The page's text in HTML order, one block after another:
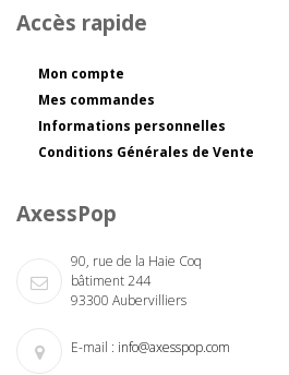
Accès rapide
Mon compte
Mes commandes
Informations personnelles
Conditions Générales de Vente
AxessPop
90, rue de la Haie Coq
bâtiment 244
93300 Aubervilliers
E-mail : info@axesspop.com